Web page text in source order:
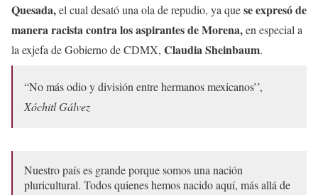
Quesada,el cual desató una ola de repudio, ya quese expresó de
manera racista contra los aspirantes de Morena,en especial a
la exjefa de Gobierno de CDMX, Claudia Sheinbaum.
“No más odio y división entre hermanos mexicanos’’,
Xóchitl Gálvez
Nuestro país es grande porque somos una nación
pluricultural. Todos quienes hemos nacido aquí, más allá de